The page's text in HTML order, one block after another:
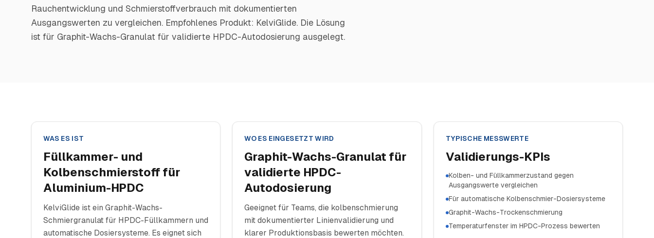
Rauchentwicklung und Schmierstoffverbrauch mit dokumentierten
Ausgangswerten zu vergleichen. Empfohlenes Produkt: KelviGlide. Die Lösung
ist für Graphit-Wachs-Granulat für validierte HPDC-Autodosierung ausgelegt.
WAS ES IST
Füllkammer- und
Kolbenschmierstoff für
Aluminium-HPDC
KelviGlide ist ein Graphit-Wachs-
Schmiergranulat für HPDC-Füllkammern und
automatische Dosiersysteme. Es eignet sich
WO ES EINGESETZT WIRD
Graphit-Wachs-Granulat für
validierte HPDC-
Autodosierung
Geeignet für Teams, die kolbenschmierung
mit dokumentierter Linienvalidierung und
klarer Produktionsbasis bewerten möchten.
TYPISCHE MESSWERTE
Validierungs-KPIs
Kolben- und Füllkammerzustand gegen
Ausgangswerte vergleichen
Für automatische Kolbenschmier-Dosiersysteme
Graphit-Wachs-Trockenschmierung
Temperaturfenster im HPDC-Prozess bewerten